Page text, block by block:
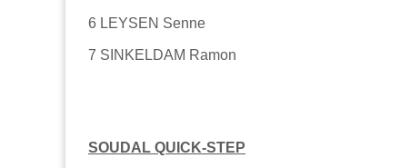
6 LEYSEN Senne
7 SINKELDAM Ramon
SOUDAL QUICK-STEP